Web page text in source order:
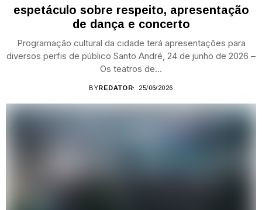
espetáculo sobre respeito, apresentação
de dança e concerto
Programação cultural da cidade terá apresentações para
diversos perfis de público Santo André, 24 de junho de 2026 –
Os teatros de...
BYREDATOR 25/06/2026